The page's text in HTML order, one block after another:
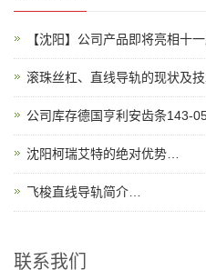
【沈阳】公司产品即将亮相十
滚珠丝杠、直线导轨的现状及
公司库存德国亨利安齿条143-
沈阳柯瑞艾特的绝对优势…
飞梭直线导轨简介…
联系我们